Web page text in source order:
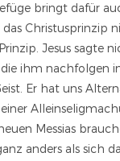
bringt dafür
Christusprinzip
Jesus sagte
die ihm nachfolgen
Er hat uns
Messias
anders als sich